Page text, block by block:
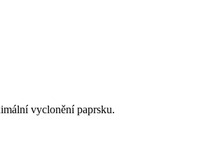
vyclonění paprsku.